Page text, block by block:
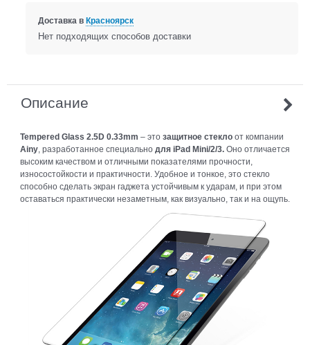
Доставка в Красноярск
Нет подходящих способов доставки
Описание
Tempered Glass 2.5D 0.33mm – это защитное стеклоот компании
Ainy, разработанное специально для iPad Mini/2/3. Оно отличается
высоким качеством и отличными показателями прочности,
износостойкости и практичности. Удобное и тонкое, это стекло
способно сделать экран гаджета устойчивым к ударам, и при этом
оставаться практически незаметным, как визуально, так и на ощупь.